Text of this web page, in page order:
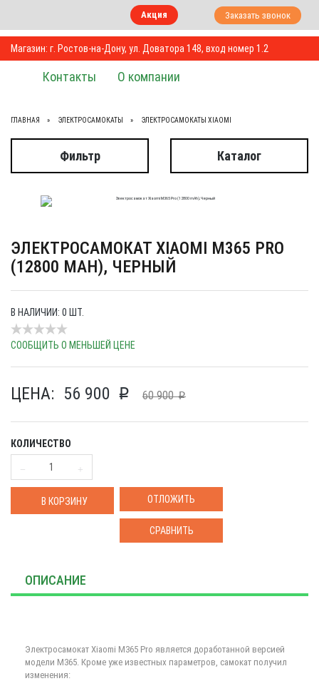
Акция Заказать звонок
Магазин: г. Ростов-на-Дону, ул. Доватора 148, вход номер 1.2
Контакты О компании
ГЛАВНАЯ ЭЛЕКТРОСАМОКАТЫ ЭЛЕКТРОСАМОКАТЫ XIAOMI
Фильтр Каталог
ЭЛЕКТРОСАМОКАТ XIAOMI M365 PRO
(12800 MAH), ЧЕРНЫЙ
В НАЛИЧИИ: 0 ШТ.
СООБЩИТЬ О МЕНЬШЕЙ ЦЕНЕ
ЦЕНА: 56 900 p 60 900 p
КОЛИЧЕСТВО
В КОРЗИНУ ОТЛОЖИТЬ
СРАВНИТЬ
ОПИСАНИЕ
Электросамокат Xiaomi M365 Pro является доработанной версией
модели M365. Кроме уже известных параметров, самокат получил
изменения: